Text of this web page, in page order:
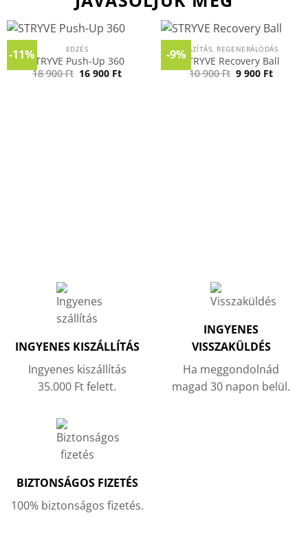
-11% EDZÉS
STRYVE Push-Up 360
18 900Ft Original
16 900 FtCurrent
-9% LAZÍTÁS, REGENERÁLÓDÁS
STRYVE Recovery Ball
10 900Ft Original
9 900 FtCurrent
INGYENES KISZÁLLÍTÁS
Ingyenes kiszállítás
35.000 Ft felett.
INGYENES
VISSZAKÜLDÉS
Ha meggondolnád
magad 30 napon belül.
BIZTONSÁGOS FIZETÉS
100% biztonságos fizetés.